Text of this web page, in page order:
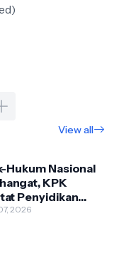
View all
Hukum Nasional
KPK
Penyidikan
Istana Bantah Isu
2026